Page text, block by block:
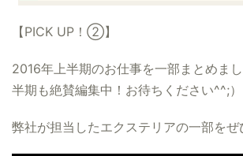
【PICK UP！②】
2016年上半期のお仕事を一部まとめま
半期も絶賛編集中！お待ちください^^;）
弊社が担当したエクステリアの一部を